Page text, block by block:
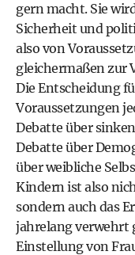
gern macht. Sie
Sicherheit und
also von
gleichermaßen zur
Die Entscheidung
Voraussetzungen
Debatte über
Debatte über
über weibliche
Kindern ist also
sondern auch das
jahrelang verwehrt
Einstellung von